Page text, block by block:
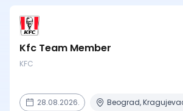
Kfc Team Member
KFC
28.08.2026.